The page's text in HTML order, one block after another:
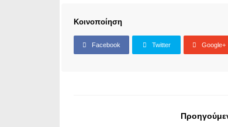
Κοινοποίηση
Facebook Twitter Google+